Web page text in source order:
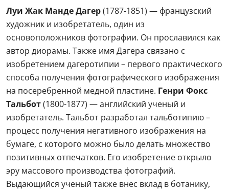
Луи Жак Манде Дагер(1787-1851) — французский
художник и изобретатель, один из
основоположников фотографии. Он прославился как
автор диорамы. Также имя Дагера связано с
изобретением дагеротипии – первого практического
способа получения фотографического изображения
на посеребренной медной пластине. Генри Фокс
Тальбот(1800-1877) — английский ученый и
изобретатель. Тальбот разработал тальботипию –
процесс получения негативного изображения на
бумаге, с которого можно было делать множество
позитивных отпечатков. Его изобретение открыло
эру массового производства фотографий.
Выдающийся ученый также внес вклад в ботанику,